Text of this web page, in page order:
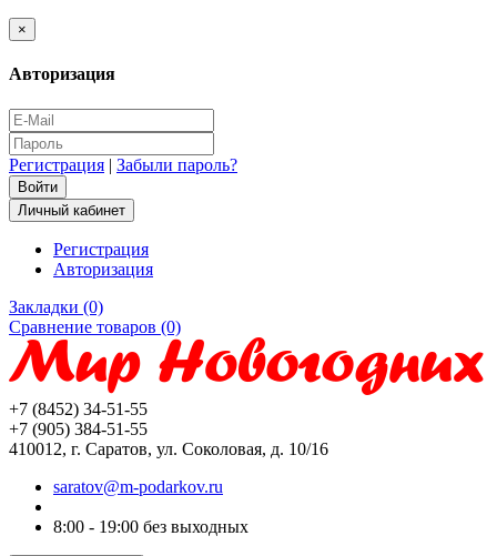
×
Авторизация
Регистрация | Забыли пароль?
Личный кабинет
Регистрация
Авторизация
Закладки (0)
Сравнение товаров (0)
+7 (8452) 34-51-55
+7 (905) 384-51-55
410012, г. Саратов, ул. Соколовая, д. 10/16
saratov@m-podarkov.ru
8:00 - 19:00 без выходных